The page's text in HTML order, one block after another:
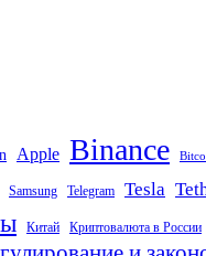
Apple Binance
Samsung Telegram Tesla
Китай Криптовалюта в России